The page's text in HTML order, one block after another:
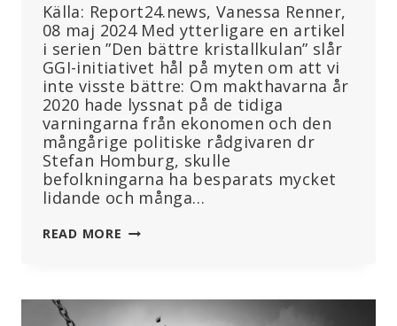
Källa: Report24.news, Vanessa Renner,
08 maj 2024 Med ytterligare en artikel
i serien ”Den bättre kristallkulan” slår
GGI-initiativet hål på myten om att vi
inte visste bättre: Om makthavarna år
2020 hade lyssnat på de tidiga
varningarna från ekonomen och den
mångårige politiske rådgivaren dr
Stefan Homburg, skulle
befolkningarna ha besparats mycket
lidande och många…
READ MORE STEFAN
AV